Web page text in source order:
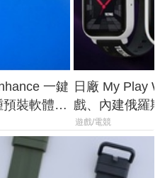
一鍵
裝軟體與
日廠 My Play
戲、內建俄羅
過竟然不能連
遊戲/電競